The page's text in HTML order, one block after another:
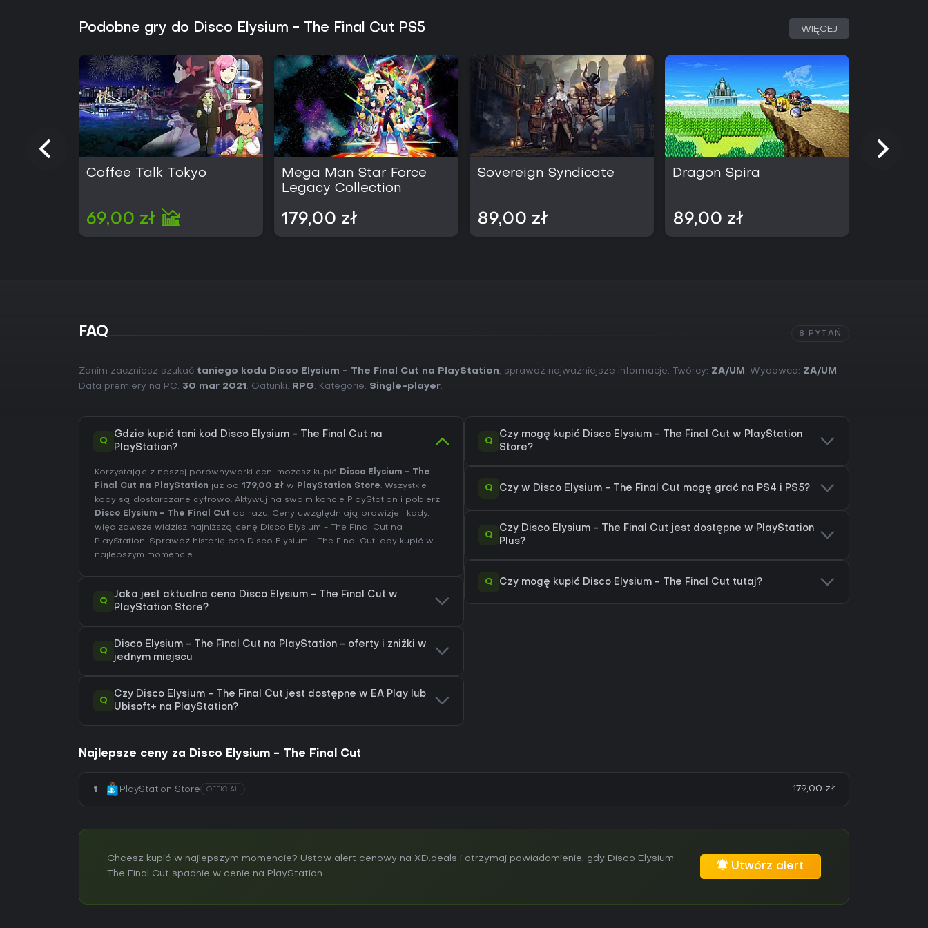
Podobne gry do Disco Elysium - The Final Cut PS5 WIĘCEJ
Coffee Talk Tokyo
69,00 zł
Mega Man Star Force
Legacy Collection
179,00 zł
Sovereign Syndicate
89,00 zł
Dragon Spira
89,00 zł
FAQ 8 PYTAŃ
Zanim zaczniesz szukać taniego kodu Disco Elysium - The Final Cut na PlayStation, sprawdź najważniejsze informacje. Twórcy: ZA/UM . Wydawca: ZA/UM .
Data premiery na PC: 30 mar 2021 . Gatunki: RPG. Kategorie: Single-player.
Q
Gdzie kupić tani kod Disco Elysium - The Final Cut na
PlayStation?
Korzystając z naszej porównywarki cen, możesz kupić Disco Elysium - The
Final Cut na PlayStation już od 179,00 zł w PlayStation Store. Wszystkie
kody są dostarczane cyfrowo. Aktywuj na swoim koncie PlayStation i pobierz
Disco Elysium - The Final Cut od razu. Ceny uwzględniają prowizje i kody,
więc zawsze widzisz najniższą cenę Disco Elysium - The Final Cut na
PlayStation. Sprawdź historię cen Disco Elysium - The Final Cut, aby kupić w
najlepszym momencie.
Q
Jaka jest aktualna cena Disco Elysium - The Final Cut w
PlayStation Store?
Q
Disco Elysium - The Final Cut na PlayStation - oferty i zniżki w
jednym miejscu
Q
Czy Disco Elysium - The Final Cut jest dostępne w EA Play lub
Ubisoft+ na PlayStation?
Q
Czy mogę kupić Disco Elysium - The Final Cut w PlayStation
Store?
Q Czy w Disco Elysium - The Final Cut mogę grać na PS4 i PS5?
Q
Czy Disco Elysium - The Final Cut jest dostępne w PlayStation
Plus?
Q Czy mogę kupić Disco Elysium - The Final Cut tutaj?
Najlepsze ceny za Disco Elysium - The Final Cut
1 PlayStation Store OFFICIAL 179,00 zł
Chcesz kupić w najlepszym momencie? Ustaw alert cenowy na XD.deals i otrzymaj powiadomienie, gdy Disco Elysium -
The Final Cut spadnie w cenie na PlayStation.
Utwórz alert